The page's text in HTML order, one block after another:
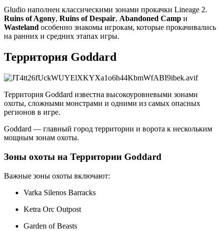
Gludio наполнен классическими зонами прокачки Lineage 2.
Ruins of Agony, Ruins of Despair, Abandoned Camp и
Wasteland особенно знакомы игрокам, которые прокачивались
на ранних и средних этапах игры.
Территория Goddard
Территория Goddard известна высокоуровневыми зонами
охоты, сложными монстрами и одними из самых опасных
регионов в игре.
Goddard — главный город территории и ворота к нескольким
мощным зонам охоты.
Зоны охоты на Территории Goddard
Важные зоны охоты включают:
Varka Silenos Barracks
Ketra Orc Outpost
Garden of Beasts